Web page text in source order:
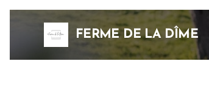
FERME DE LA DÎME